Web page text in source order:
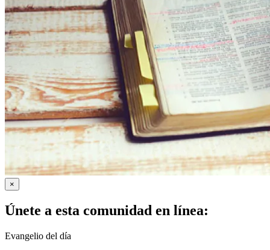
×
Únete a esta comunidad en línea:
Evangelio del día